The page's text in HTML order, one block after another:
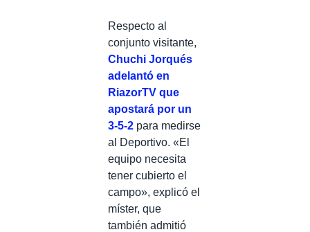
Respecto al
conjunto visitante,
Chuchi Jorqués
adelantó en
RiazorTV que
apostará por un
3-5-2 para medirse
al Deportivo. «El
equipo necesita
tener cubierto el
campo», explicó el
míster, que
también admitió